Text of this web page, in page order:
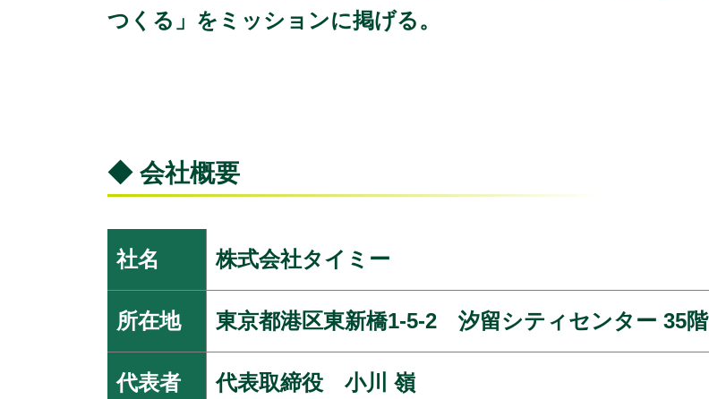
つくる」をミッションに掲げる。
◆ 会社概要
社名 株式会社タイミー
所在地 東京都港区東新橋1-5-2 汐留シティセンター 35階
代表者 代表取締役 小川 嶺